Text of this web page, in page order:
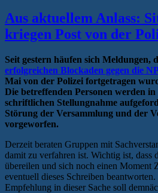
Aus aktuellem Anlass:
kriegen Post von der
Seit gestern häufen sich Meldungen,
erfolgreichen Blockaden gegen die
Mai von der Polizei fortgetragen
Die betreffenden Personen werden
schriftlichen Stellungnahme
Störung der Versammlung und der
vorgeworfen.
Derzeit beraten Gruppen mit
damit zu verfahren ist. Wichtig ist, dass
übereilen und sich noch einen Moment
eventuell dieses Schreiben
Empfehlung in dieser Sache soll